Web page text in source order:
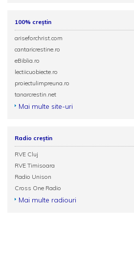
100% creștin
ariseforchrist.com
cantaricrestine.ro
eBiblia.ro
lectiicuobiecte.ro
proiectulimpreuna.ro
tanarcrestin.net
Mai multe site-uri
Radio creștin
RVE Cluj
RVE Timisoara
Radio Unison
Cross One Radio
Mai multe radiouri